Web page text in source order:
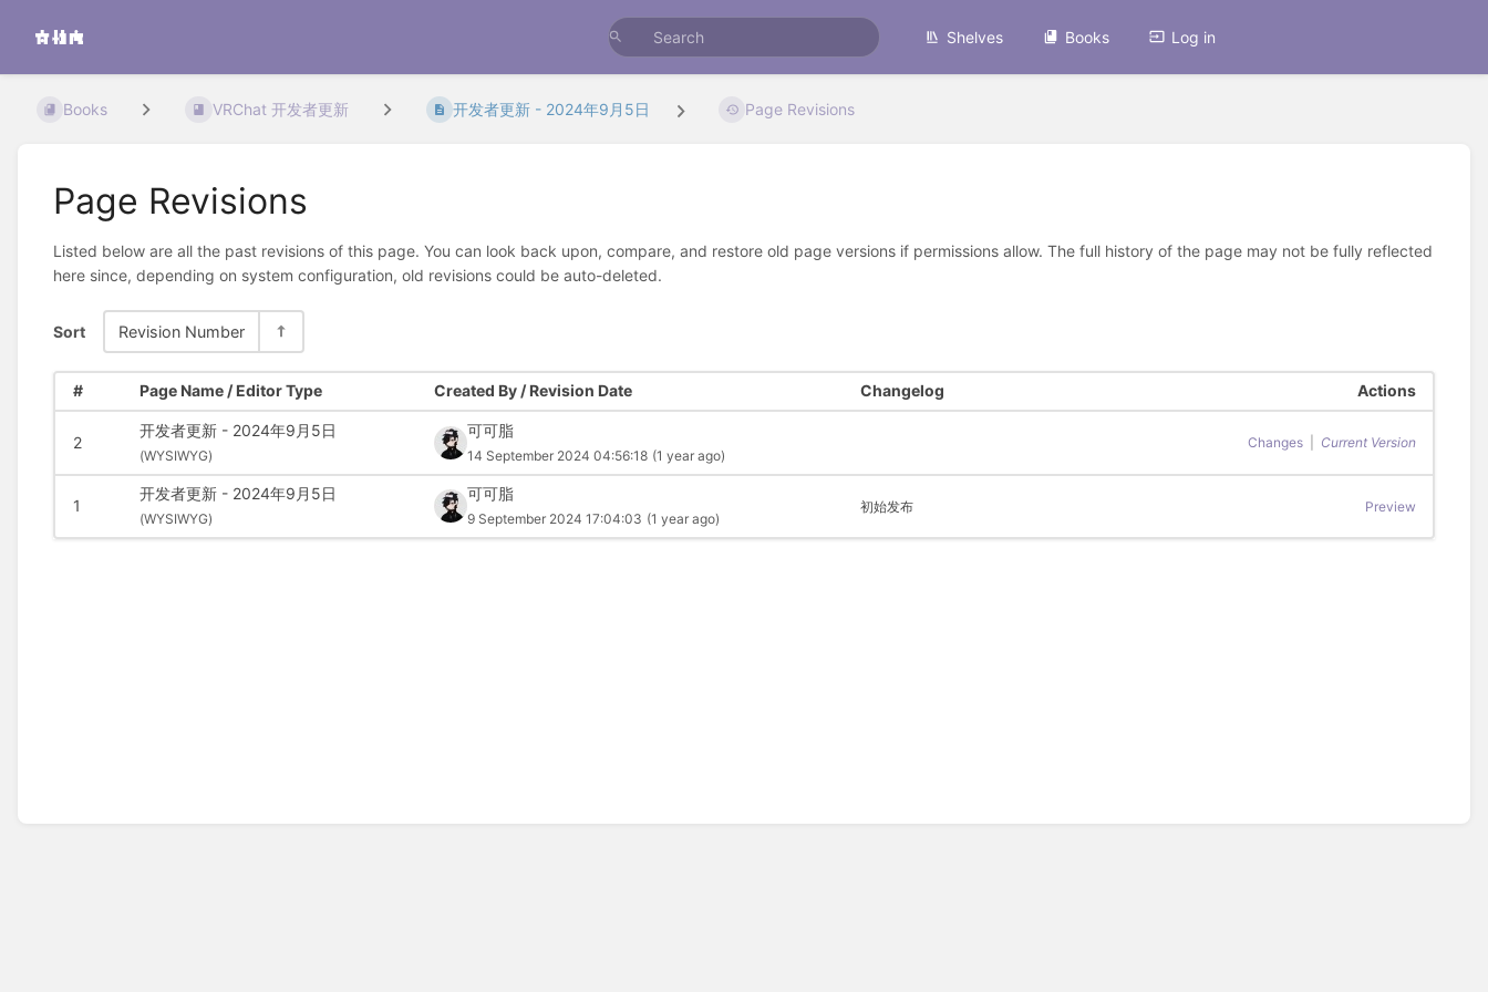
Shelves Books Log in
Books VRChat 开发者更新 开发者更新 - 2024年9月5日 Page Revisions
Page Revisions
Listed below are all the past revisions of this page. You can look back upon, compare, and restore old page versions if permissions allow. The full history of the page may not be fully reflected
here since, depending on system configuration, old revisions could be auto-deleted.
Sort Revision Number
# Page Name / Editor Type Created By / Revision Date Changelog Actions
2
开发者更新 - 2024年9月5日
(WYSIWYG)
可可脂
14 September 2024 04:56:18 (1 year ago)
Changes Current Version
1
开发者更新 - 2024年9月5日
(WYSIWYG)
可可脂
9 September 2024 17:04:03 (1 year ago)
初始发布 Preview